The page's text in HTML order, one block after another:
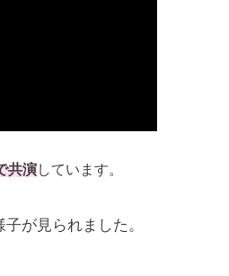
共演しています。
が見られました。